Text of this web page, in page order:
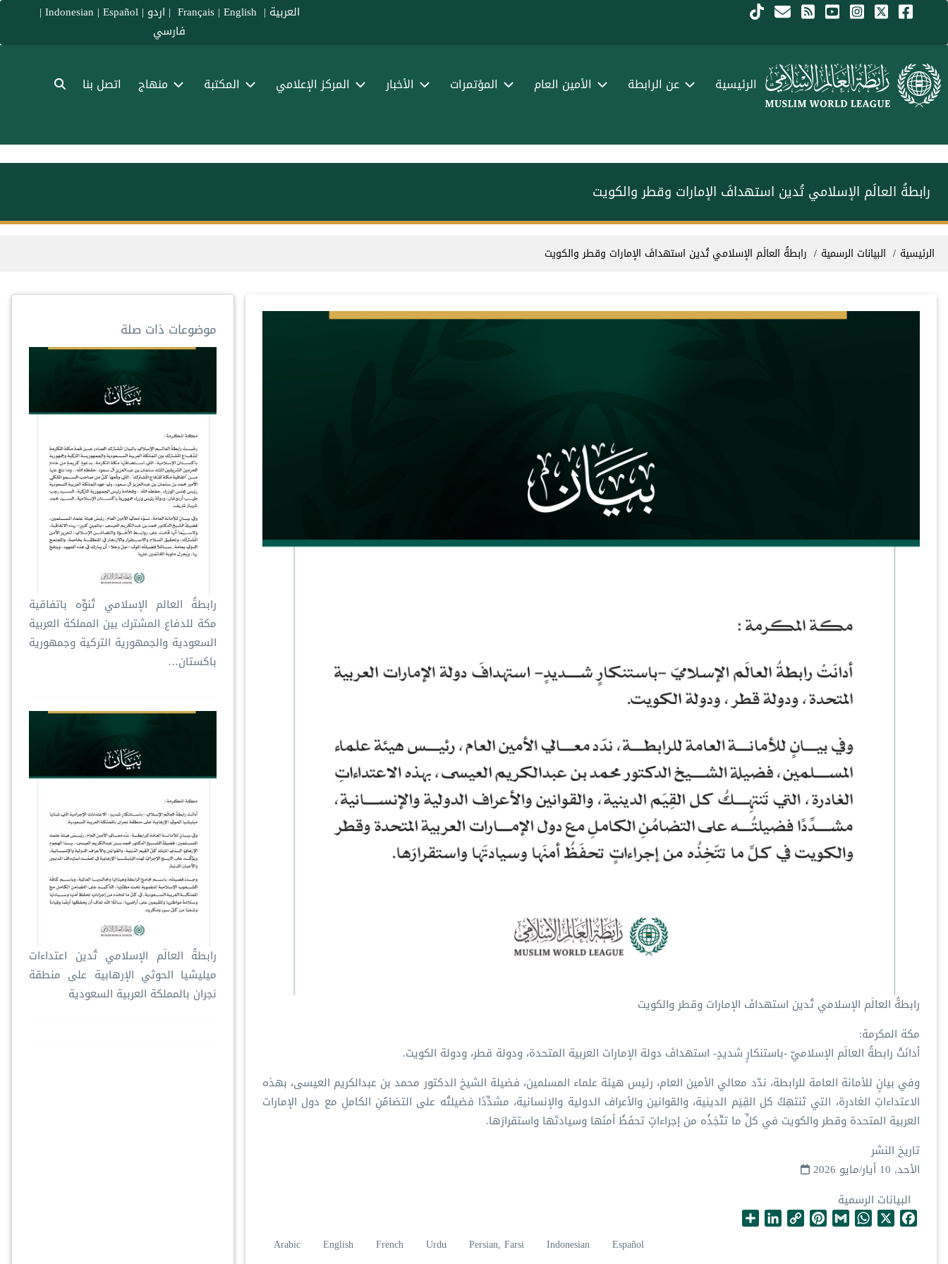
تجاوز إلى المحتوى الرئيسي العربية |
Français
| English
| اردو |
Indonesian | Español
|
فارسي
Menu Arabic الرئيسية عن الرابطة الأمين العام المؤتمرات الأخبار المركز الإعلامي المكتبة منهاج اتصل بنا
رابطةُ العالَم الإسلامي تُدين استهدافَ الإمارات وقطر والكويت
مسار التنقل
الرئيسية البيانات الرسمية رابطةُ العالَم الإسلامي تُدين استهدافَ الإمارات وقطر والكويت
رابطةُ العالَم الإسلامي تُدين استهدافَ الإمارات وقطر والكويت
مكة المكرمة:
أدانَتْ رابطةُ العالَم الإسلاميّ -باستنكارٍ شديدٍ- استهدافَ دولة الإمارات العربية المتحدة، ودولة قطر، ودولة الكويت.
وفي بيانٍ للأمانة العامة للرابطة، ندّد معالي الأمين العام، رئيس هيئة علماء المسلمين، فضيلة الشيخ الدكتور محمد بن عبدالكريم العيسى، بهذه
الاعتداءاتِ الغادرة، التي تَنتهِكُ كل القِيَم الدينية، والقوانين والأعراف الدولية والإنسانية، مشدِّدًا فضيلتُه على التضامُنِ الكاملِ مع دول الإمارات
العربية المتحدة وقطر والكويت في كلِّ ما تتّخِذُه من إجراءاتٍ تحفَظُ أمنَها وسيادتَها واستقرارَها.
تاريخ النشر
الأحد, 10 أيار/مايو 2026
البيانات الرسمية
F
X
W
G
P
C
L
Arabic English French Urdu Persian, Farsi Indonesian Español
موضوعات ذات صلة
رابطةُ العالم الإسلامي تُنوِّه باتفاقية
مكة للدفاع المشترك بين المملكة العربية
السعودية والجمهورية التركية وجمهورية
باكستان…
رابطةُ العالَم الإسلامي تُدين اعتداءات
ميليشيا الحوثي الإرهابية على منطقة
نجران بالمملكة العربية السعودية